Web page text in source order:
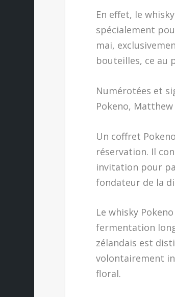
En effet, le
spécialement
mai,
bouteilles, ce au
Numérotées et
Pokeno,
Un coffret
réservation. Il
invitation pour
fondateur de la
Le whisky
fermentation
zélandais est
volontairement
floral.